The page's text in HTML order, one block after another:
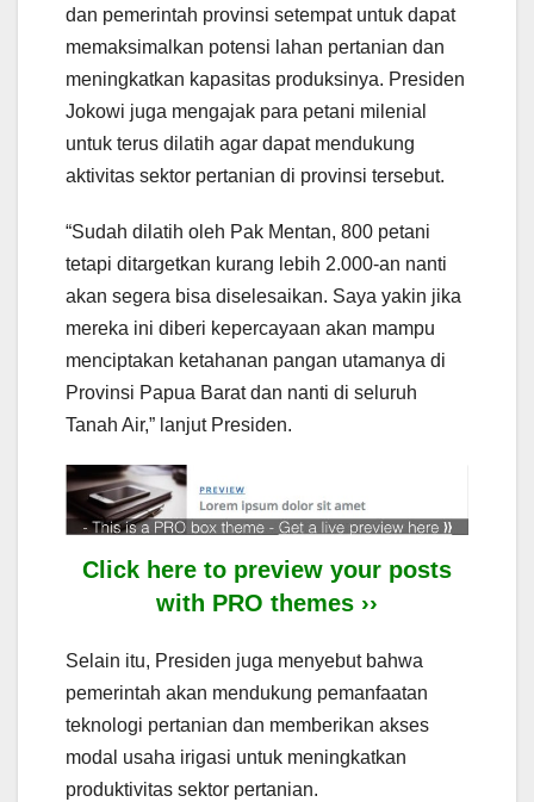
dan pemerintah provinsi setempat untuk dapat
memaksimalkan potensi lahan pertanian dan
meningkatkan kapasitas produksinya. Presiden
Jokowi juga mengajak para petani milenial
untuk terus dilatih agar dapat mendukung
aktivitas sektor pertanian di provinsi tersebut.
“Sudah dilatih oleh Pak Mentan, 800 petani
tetapi ditargetkan kurang lebih 2.000-an nanti
akan segera bisa diselesaikan. Saya yakin jika
mereka ini diberi kepercayaan akan mampu
menciptakan ketahanan pangan utamanya di
Provinsi Papua Barat dan nanti di seluruh
Tanah Air,” lanjut Presiden.
Click here to preview your posts
with PRO themes ››
Selain itu, Presiden juga menyebut bahwa
pemerintah akan mendukung pemanfaatan
teknologi pertanian dan memberikan akses
modal usaha irigasi untuk meningkatkan
produktivitas sektor pertanian.